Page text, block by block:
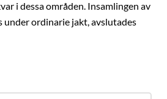
i dessa områden. Insamlingen av
under ordinarie jakt, avslutades